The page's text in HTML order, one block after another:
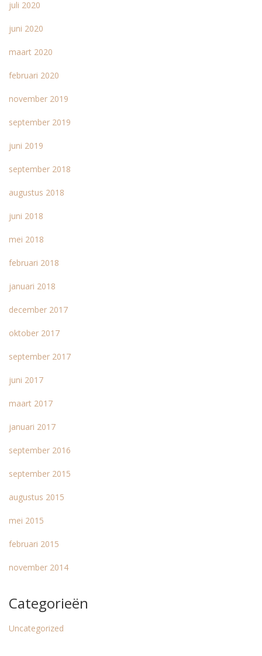
juli 2020
juni 2020
maart 2020
februari 2020
november 2019
september 2019
juni 2019
september 2018
augustus 2018
juni 2018
mei 2018
februari 2018
januari 2018
december 2017
oktober 2017
september 2017
juni 2017
maart 2017
januari 2017
september 2016
september 2015
augustus 2015
mei 2015
februari 2015
november 2014
Categorieën
Uncategorized